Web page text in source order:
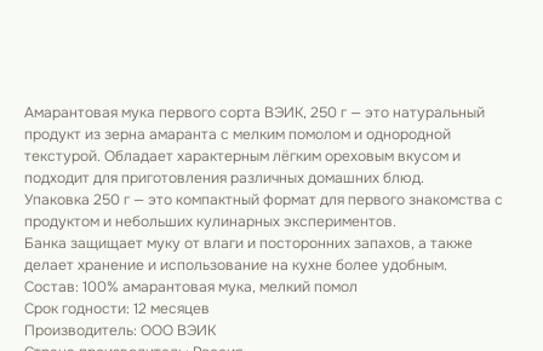
Амарантовая мука первого сорта ВЭИК, 250 г — это натуральный
продукт из зерна амаранта с мелким помолом и однородной
текстурой. Обладает характерным лёгким ореховым вкусом и
подходит для приготовления различных домашних блюд.
Упаковка 250 г — это компактный формат для первого знакомства с
продуктом и небольших кулинарных экспериментов.
Банка защищает муку от влаги и посторонних запахов, а также
делает хранение и использование на кухне более удобным.
Состав: 100% амарантовая мука, мелкий помол
Срок годности: 12 месяцев
Производитель: ООО ВЭИК